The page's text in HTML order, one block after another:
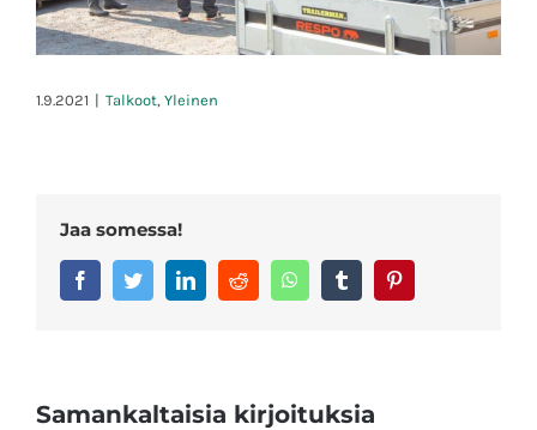
1.9.2021 | Talkoot, Yleinen
Jaa somessa!
FacebookTwitterLinkedInReddit WhatsappTumblr
Samankaltaisia kirjoituksia